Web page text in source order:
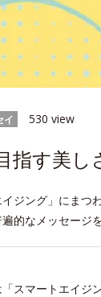
イ 530 view
指す美
イジング」にま
的なメッセージ
スマートエイジ